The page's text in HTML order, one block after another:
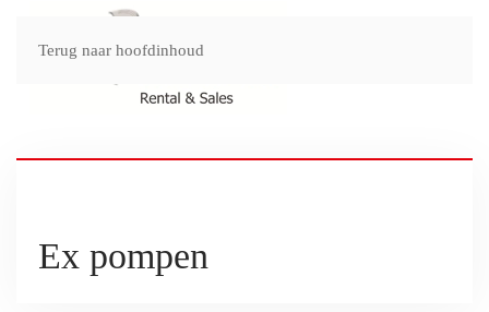
Terug naar hoofdinhoud
Ex pompen